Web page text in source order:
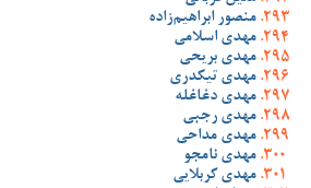
منصور ابراهیم‌زاده
مهدی اسلامی
مهدی بریحی
مهدی تیکدری
مهدی دغاغله
مهدی رجبی
مهدی مداحی
مهدی نامجو
مهدی کربلایی